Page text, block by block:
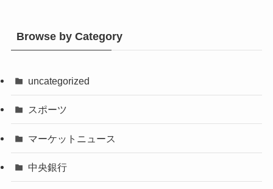
Browse by Category
uncategorized
スポーツ
マーケットニュース
中央銀行